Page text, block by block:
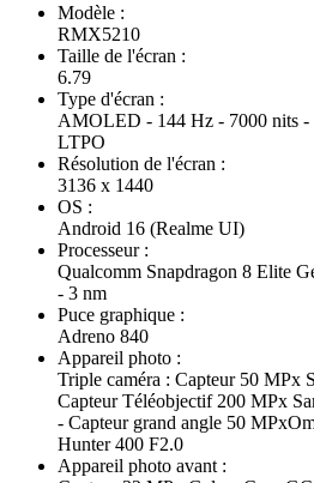
Modèle :
RMX5210
Taille de l'écran :
6.79
Type d'écran :
AMOLED - 144 Hz - 7000 nits
LTPO
Résolution de l'écran :
3136 x 1440
OS :
Android 16 (Realme UI)
Processeur :
Qualcomm Snapdragon 8 Elite
- 3 nm
Puce graphique :
Adreno 840
Appareil photo :
Triple caméra : Capteur 50 MPx
Capteur Téléobjectif 200 MPx
- Capteur grand angle 50
Hunter 400 F2.0
Appareil photo avant :